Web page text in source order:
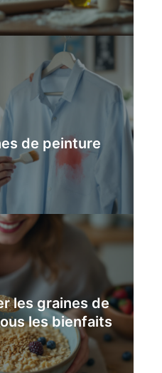
de peinture
les graines de
les bienfaits